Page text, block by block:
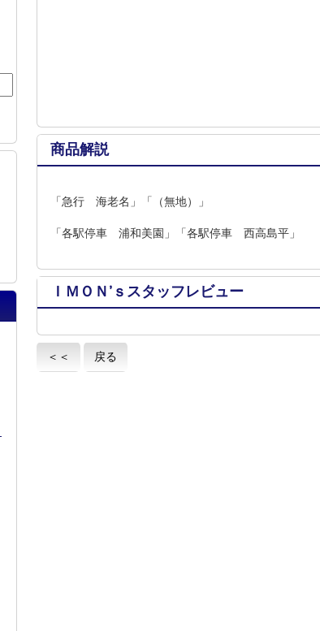
商品解説
「急行 海老名」「（無地）」
「各駅停車 浦和美園」「各駅停車 西高島平」
ＩＭＯＮ’ｓスタッフレビュー
＜＜ 戻る